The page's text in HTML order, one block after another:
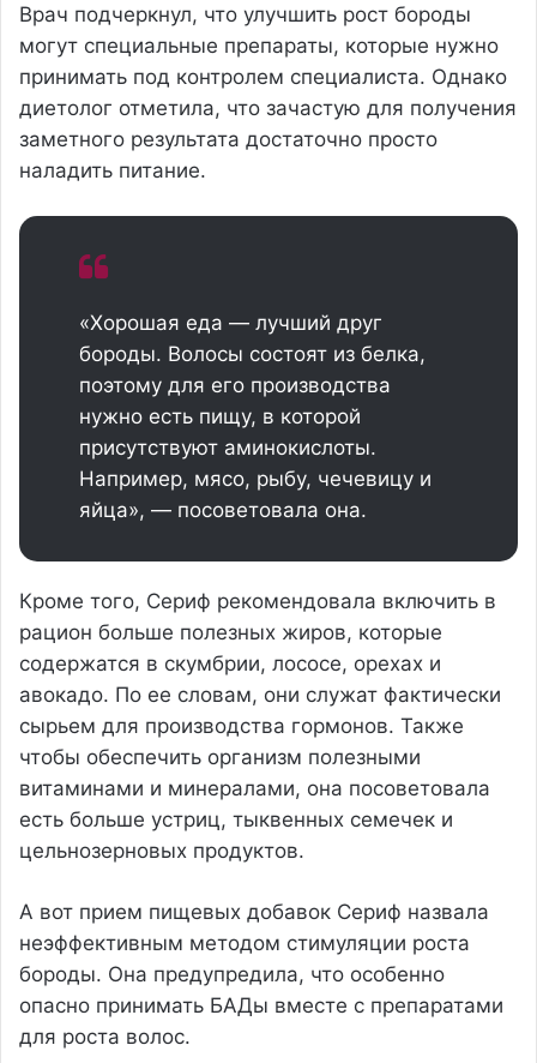
Врач подчеркнул, что улучшить рост бороды
могут специальные препараты, которые нужно
принимать под контролем специалиста. Однако
диетолог отметила, что зачастую для получения
заметного результата достаточно просто
наладить питание.
«Хорошая еда — лучший друг
бороды. Волосы состоят из белка,
поэтому для его производства
нужно есть пищу, в которой
присутствуют аминокислоты.
Например, мясо, рыбу, чечевицу и
яйца», — посоветовала она.
Кроме того, Сериф рекомендовала включить в
рацион больше полезных жиров, которые
содержатся в скумбрии, лососе, орехах и
авокадо. По ее словам, они служат фактически
сырьем для производства гормонов. Также
чтобы обеспечить организм полезными
витаминами и минералами, она посоветовала
есть больше устриц, тыквенных семечек и
цельнозерновых продуктов.
А вот прием пищевых добавок Сериф назвала
неэффективным методом стимуляции роста
бороды. Она предупредила, что особенно
опасно принимать БАДы вместе с препаратами
для роста волос.